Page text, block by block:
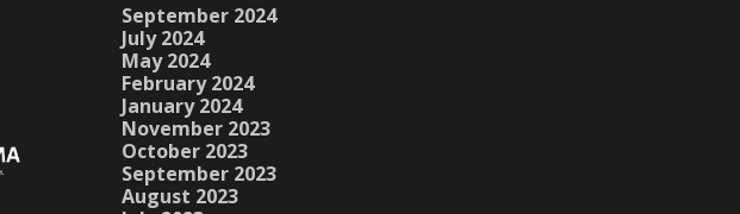
September 2024
July 2024
May 2024
February 2024
January 2024
November 2023
October 2023
September 2023
August 2023